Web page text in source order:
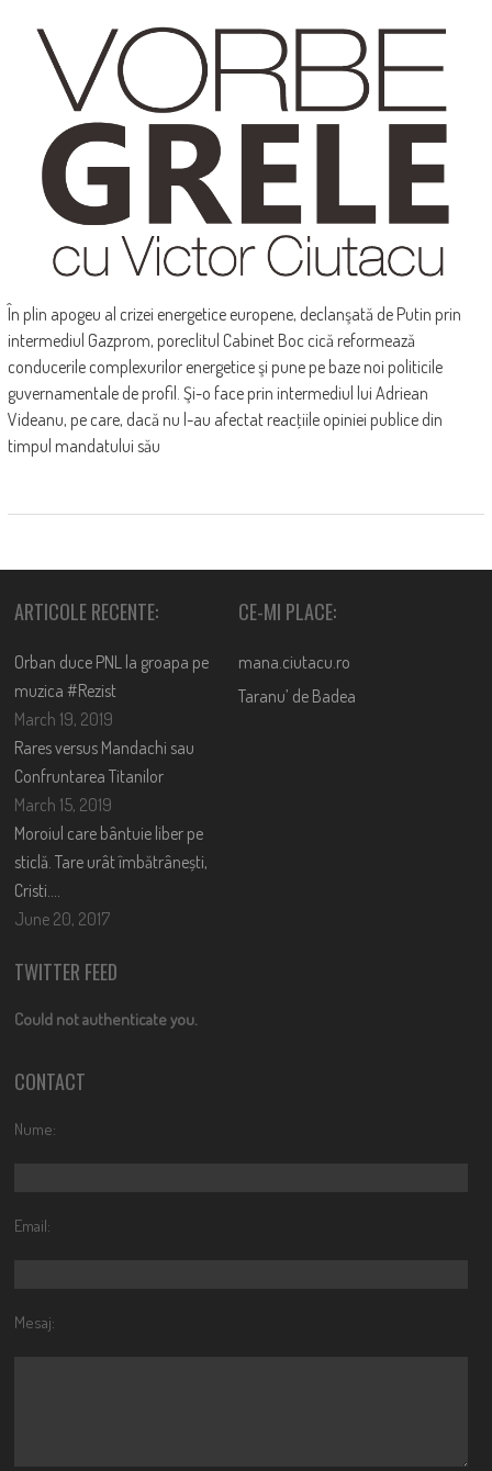
În plin apogeu al crizei energetice europene, declanşată de Putin prin
intermediul Gazprom, poreclitul Cabinet Boc cică reformează
conducerile complexurilor energeti­ce şi pune pe baze noi politicile
guvernamentale de profil. Şi-o face prin intermediul lui Adriean
Videanu, pe care, dacă nu l-au afectat reacţiile opiniei publice din
timpul mandatului său
ARTICOLE RECENTE:
Orban duce PNL la groapa pe
muzica #Rezist
March 19, 2019
Rares versus Mandachi sau
Confruntarea Titanilor
March 15, 2019
Moroiul care bântuie liber pe
sticlă. Tare urât îmbătrânești,
Cristi….
June 20, 2017
CE-MI PLACE:
mana.ciutacu.ro
Taranu’ de Badea
TWITTER FEED
Could not authenticate you.
CONTACT
Nume:
Email:
Mesaj: